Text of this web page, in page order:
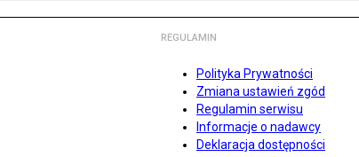
REGULAMIN
Polityka Prywatności
Zmiana ustawień zgód
Regulamin serwisu
Informacje o nadawcy
Deklaracja dostępności